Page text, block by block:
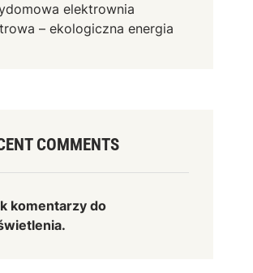
elektrownia
– ekologiczna energia
COMMENTS
komentarzy do